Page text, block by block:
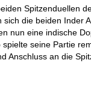
Spitzenduellen
sich die beiden Inder
nun eine indische
seine Partie
Anschluss an die